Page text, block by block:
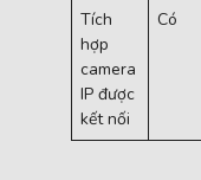
Tích
hợp
camera
IP được
kết nối
Có